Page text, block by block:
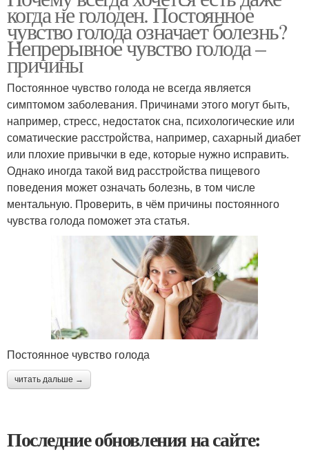
когда не голоден. Постоянное
чувство голода означает болезнь?
Непрерывное чувство голода –
причины
Постоянное чувство голода не всегда является
симптомом заболевания. Причинами этого могут быть,
например, стресс, недостаток сна, психологические или
соматические расстройства, например, сахарный диабет
или плохие привычки в еде, которые нужно исправить.
Однако иногда такой вид расстройства пищевого
поведения может означать болезнь, в том числе
ментальную. Проверить, в чём причины постоянного
чувства голода поможет эта статья.
Постоянное чувство голода
читать дальше →
Последние обновления на сайте: